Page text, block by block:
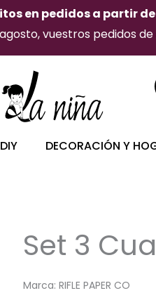
en pedidos a partir
vuestros pedidos
DECORACIÓN Y
Set 3
Marca: RIFLE PAPER CO